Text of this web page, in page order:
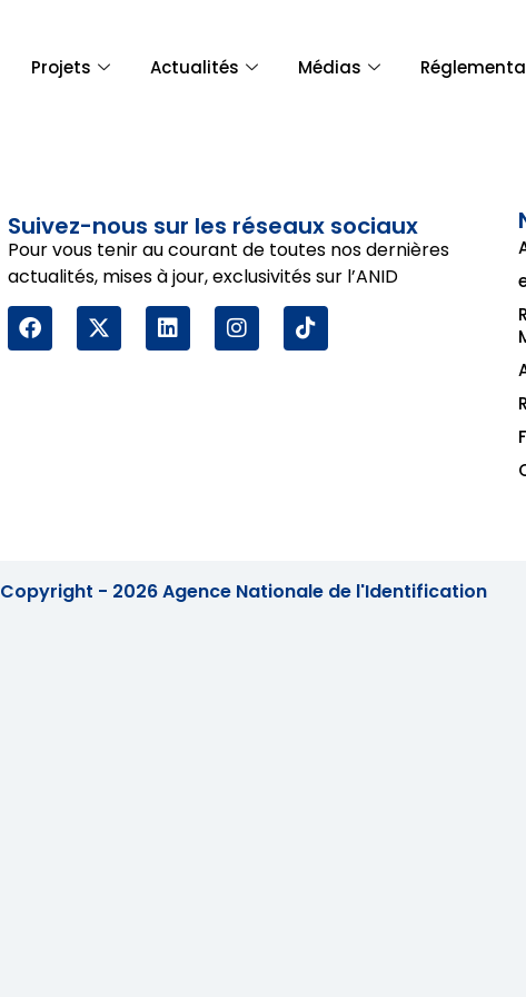
Projets Actualités Médias
Suivez-nous sur les réseaux sociaux
Pour vous tenir au courant de toutes nos dernières
actualités, mises à jour, exclusivités sur l’ANID
Copyright - 2026 Agence Nationale de l'Identification